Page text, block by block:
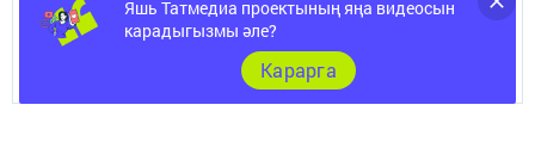
Яшь Татмедиа проектының яңа видеосын
карадыгызмы әле?
Карарга
АО «ТАТМЕДИА» использует «cookie»для персонализации сервисов и
удобства пользователей сайтом.
Использование «cookie» можно отменить в настройках браузера.
Политика конфиденциальности